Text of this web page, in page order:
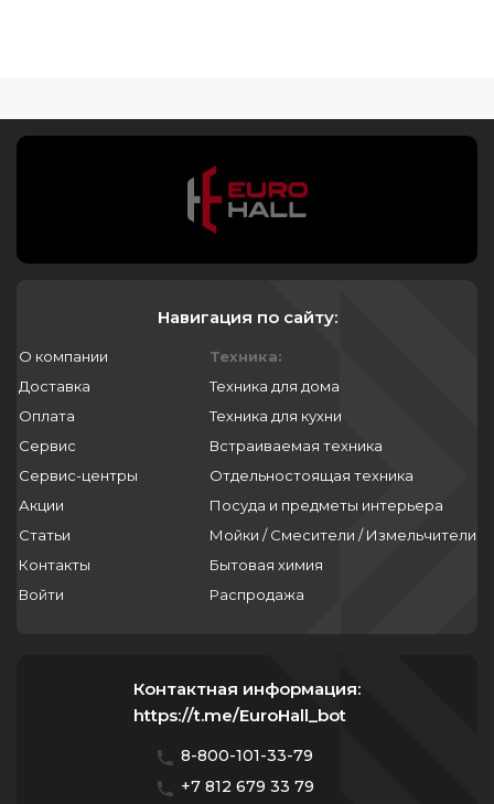
Навигация по сайту:
О компании
Доставка
Оплата
Сервис
Сервис-центры
Акции
Статьи
Контакты
Войти
Техника:
Техника для дома
Техника для кухни
Встраиваемая техника
Отдельностоящая техника
Посуда и предметы интерьера
Мойки / Смесители / Измельчители
Бытовая химия
Распродажа
Контактная информация:
https://t.me/EuroHall_bot
8-800-101-33-79
+7 812 679 33 79